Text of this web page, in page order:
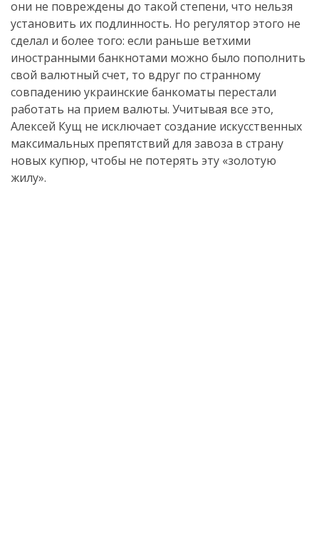
они не повреждены до такой степени, что нельзя
установить их подлинность. Но регулятор этого не
сделал и более того: если раньше ветхими
иностранными банкнотами можно было пополнить
свой валютный счет, то вдруг по странному
совпадению украинские банкоматы перестали
работать на прием валюты. Учитывая все это,
Алексей Кущ не исключает создание искусственных
максимальных препятствий для завоза в страну
новых купюр, чтобы не потерять эту «золотую
жилу».